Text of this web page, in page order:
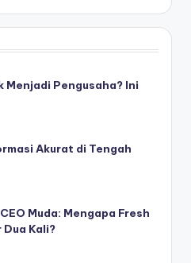
Menjadi Pengusaha? Ini
Akurat di Tengah
Muda: Mengapa Fresh
Kali?